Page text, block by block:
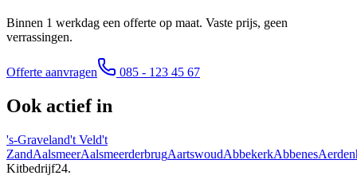
Binnen 1 werkdag een offerte op maat. Vaste prijs, geen
verrassingen.
Offerte aanvragen 085 - 123 45 67
Ook actief in
's-Graveland't Veld't
ZandAalsmeerAalsmeerderbrugAartswoudAbbekerkAbbenes
Kitbedrijf24.